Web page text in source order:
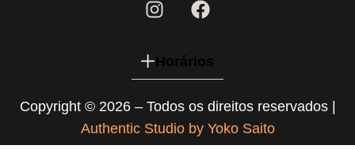
Horários
Copyright © 2026 – Todos os direitos reservados |
Authentic Studio by Yoko Saito